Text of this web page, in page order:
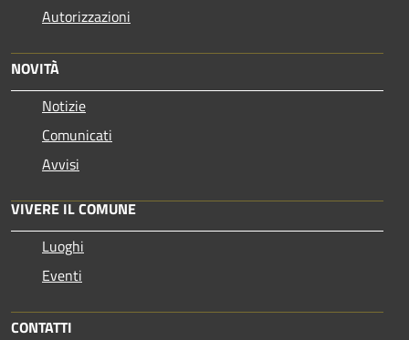
Autorizzazioni
NOVITÀ
Notizie
Comunicati
Avvisi
VIVERE IL COMUNE
Luoghi
Eventi
CONTATTI